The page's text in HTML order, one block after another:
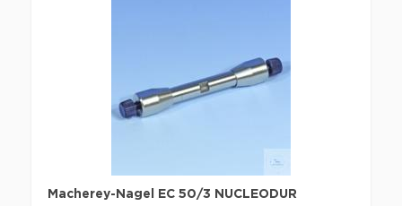
Macherey-Nagel EC 50/3 NUCLEODUR